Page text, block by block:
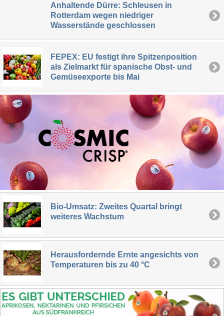
Anhaltende Dürre: Schleusen in
Rotterdam wegen niedriger
Wasserstände geschlossen
FEPEX: EU festigt ihre Spitzenposition
als Zielmarkt für spanische Obst- und
Gemüseexporte bis Mai
Bio-Umsatz: Zweites Quartal bringt
weiteres Wachstum
Herausfordernde Ernte angesichts von
Temperaturen bis zu 40 °C